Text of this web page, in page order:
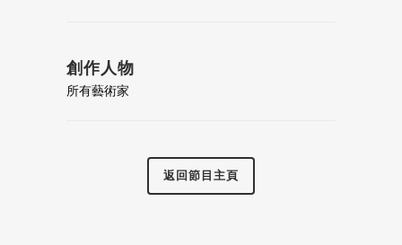
創作人物
所有藝術家
返回節目主頁